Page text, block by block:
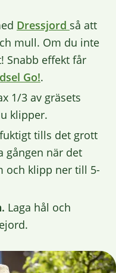
Dressjord så att
mull. Om du inte
Snabb effekt får
Go!.
1/3 av gräsets
klipper.
tills det grott
gången när det
och klipp ner till 5-
Laga hål och